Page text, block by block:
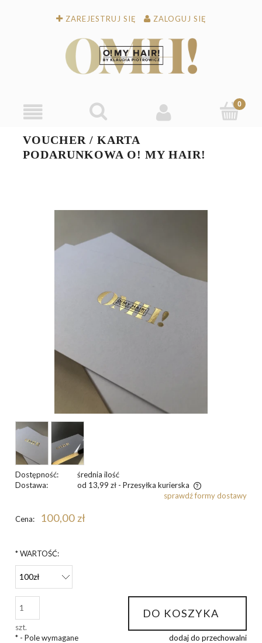
ZAREJESTRUJ SIĘ ZALOGUJ SIĘ
VOUCHER / KARTA
PODARUNKOWA O! MY HAIR!
Dostępność:
średnia ilość
Dostawa:
od 13,99 zł - Przesyłka kurierska
Cena nie zawiera ewentualnych kosztów płatnościsprawdź formy dostawy
Cena: 100,00 zł
*WARTOŚĆ:
szt.
DO KOSZYKA
dodaj do przechowalni
* - Pole wymagane